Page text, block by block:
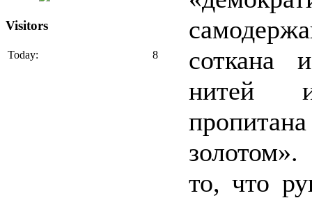
Visitors
Today: 8
соткана
нитей
то, что